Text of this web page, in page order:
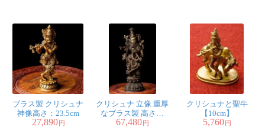
ブラス製 クリシュナ
神像高さ：23.5cm
27,890 円
クリシュナ 立像 重厚
なブラス製 高さ：
46.5cm程度
67,480 円
クリシュナと聖牛
【10cm】
5,760 円